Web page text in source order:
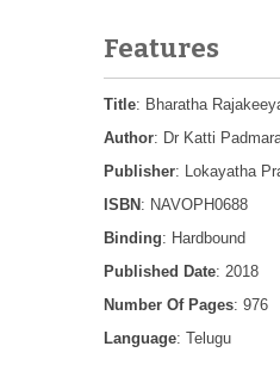
Features
Title: Bharatha
Author: Dr Katti
Publisher: Lokayatha
ISBN : NAVOPH0688
Binding: Hardbound
Published Date: 2018
Number Of Pages: 976
Language: Telugu